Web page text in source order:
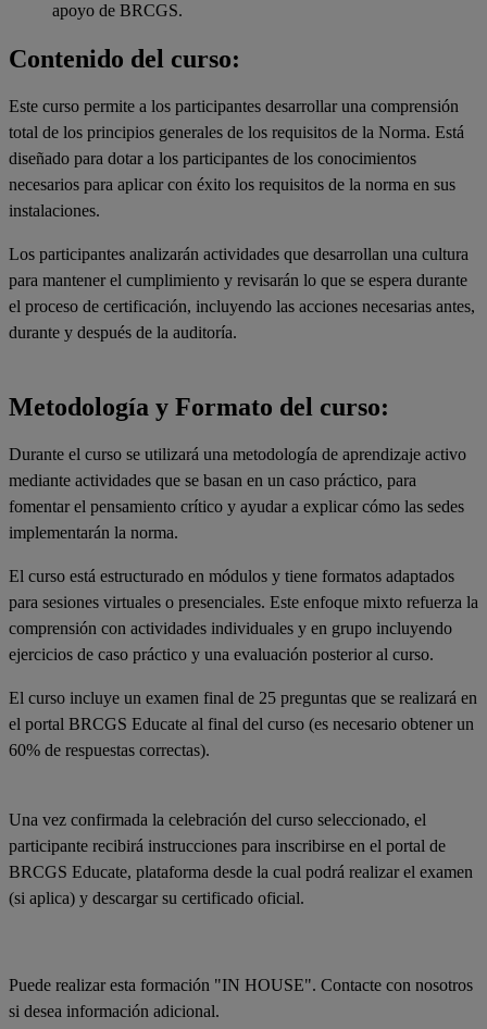
apoyo de BRCGS.
Contenido del curso:
Este curso permite a los participantes desarrollar una comprensión
total de los principios generales de los requisitos de la Norma. Está
diseñado para dotar a los participantes de los conocimientos
necesarios para aplicar con éxito los requisitos de la norma en sus
instalaciones.
Los participantes analizarán actividades que desarrollan una cultura
para mantener el cumplimiento y revisarán lo que se espera durante
el proceso de certificación, incluyendo las acciones necesarias antes,
durante y después de la auditoría.
Metodología y Formato del curso:
Durante el curso se utilizará una metodología de aprendizaje activo
mediante actividades que se basan en un caso práctico, para
fomentar el pensamiento crítico y ayudar a explicar cómo las sedes
implementarán la norma.
El curso está estructurado en módulos y tiene formatos adaptados
para sesiones virtuales o presenciales. Este enfoque mixto refuerza la
comprensión con actividades individuales y en grupo incluyendo
ejercicios de caso práctico y una evaluación posterior al curso.
El curso incluye un examen final de 25 preguntas que se realizará en
el portal BRCGS Educate al final del curso (es necesario obtener un
60% de respuestas correctas).
Una vez confirmada la celebración del curso seleccionado, el
participante recibirá instrucciones para inscribirse en el portal de
BRCGS Educate, plataforma desde la cual podrá realizar el examen
(si aplica) y descargar su certificado oficial.
Puede realizar esta formación "IN HOUSE". Contacte con nosotros
si desea información adicional.